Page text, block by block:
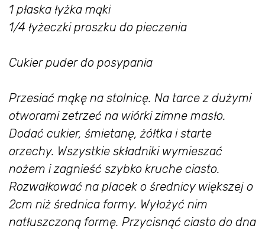
1 płaska łyżka mąki
1/4 łyżeczki proszku do pieczenia
Cukier puder do posypania
Przesiać mąkę na stolnicę. Na tarce z dużymi
otworami zetrzeć na wiórki zimne masło.
Dodać cukier, śmietanę, żółtka i starte
orzechy. Wszystkie składniki wymieszać
nożem i zagnieść szybko kruche ciasto.
Rozwałkować na placek o średnicy większej o
2cm niż średnica formy. Wyłożyć nim
natłuszczoną formę. Przycisnąć ciasto do dna